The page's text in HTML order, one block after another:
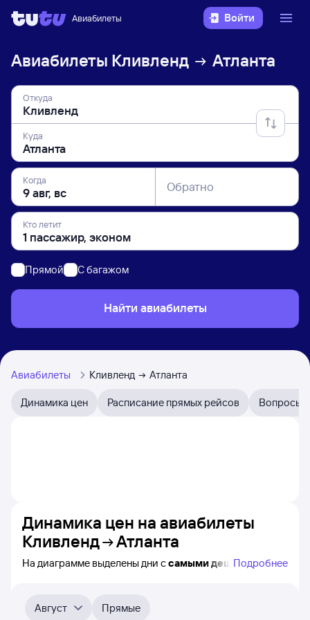
Авиабилеты Войти
Авиабилеты Кливленд Атланта
Откуда
Куда
Когда Обратно
Кто летит
Прямой C багажом
Найти авиабилеты
Авиабилеты Кливленд Атланта
Динамика цен Расписание прямых рейсов Вопросы
Динамика цен на авиабилеты
Кливленд
Атланта
На диаграмме выделены дни ссамыми дешёвыми
на ближайшие 4-5 месяца. Выберите день, перейдите
по клику к поиску авиабилетов и получению
Подробнее
Август
Прямые